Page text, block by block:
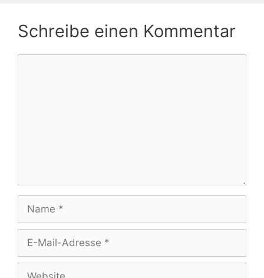
Schreibe einen Kommentar
Mail-
Adresse